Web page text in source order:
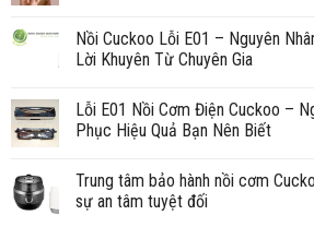
Nồi Cuckoo Lỗi E01 – Nguyên
Lời Khuyên Từ Chuyên Gia
Lỗi E01 Nồi Cơm Điện Cuckoo –
Phục Hiệu Quả Bạn Nên Biết
Trung tâm bảo hành nồi cơm
sự an tâm tuyệt đối